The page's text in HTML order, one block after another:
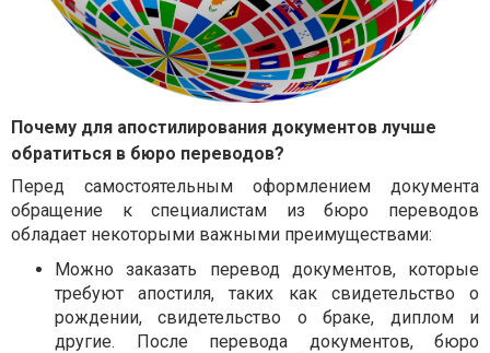
Почему для апостилирования документов лучше
обратиться в бюро переводов?
Перед самостоятельным оформлением документа
обращение к специалистам из бюро переводов
обладает некоторыми важными преимуществами:
Можно заказать перевод документов, которые
требуют апостиля, таких как свидетельство о
рождении, свидетельство о браке, диплом и
другие. После перевода документов, бюро